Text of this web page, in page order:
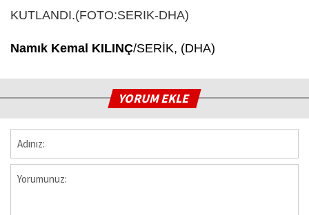
Namık Kemal KILINÇ/SERİK, (DHA)
YORUM EKLE